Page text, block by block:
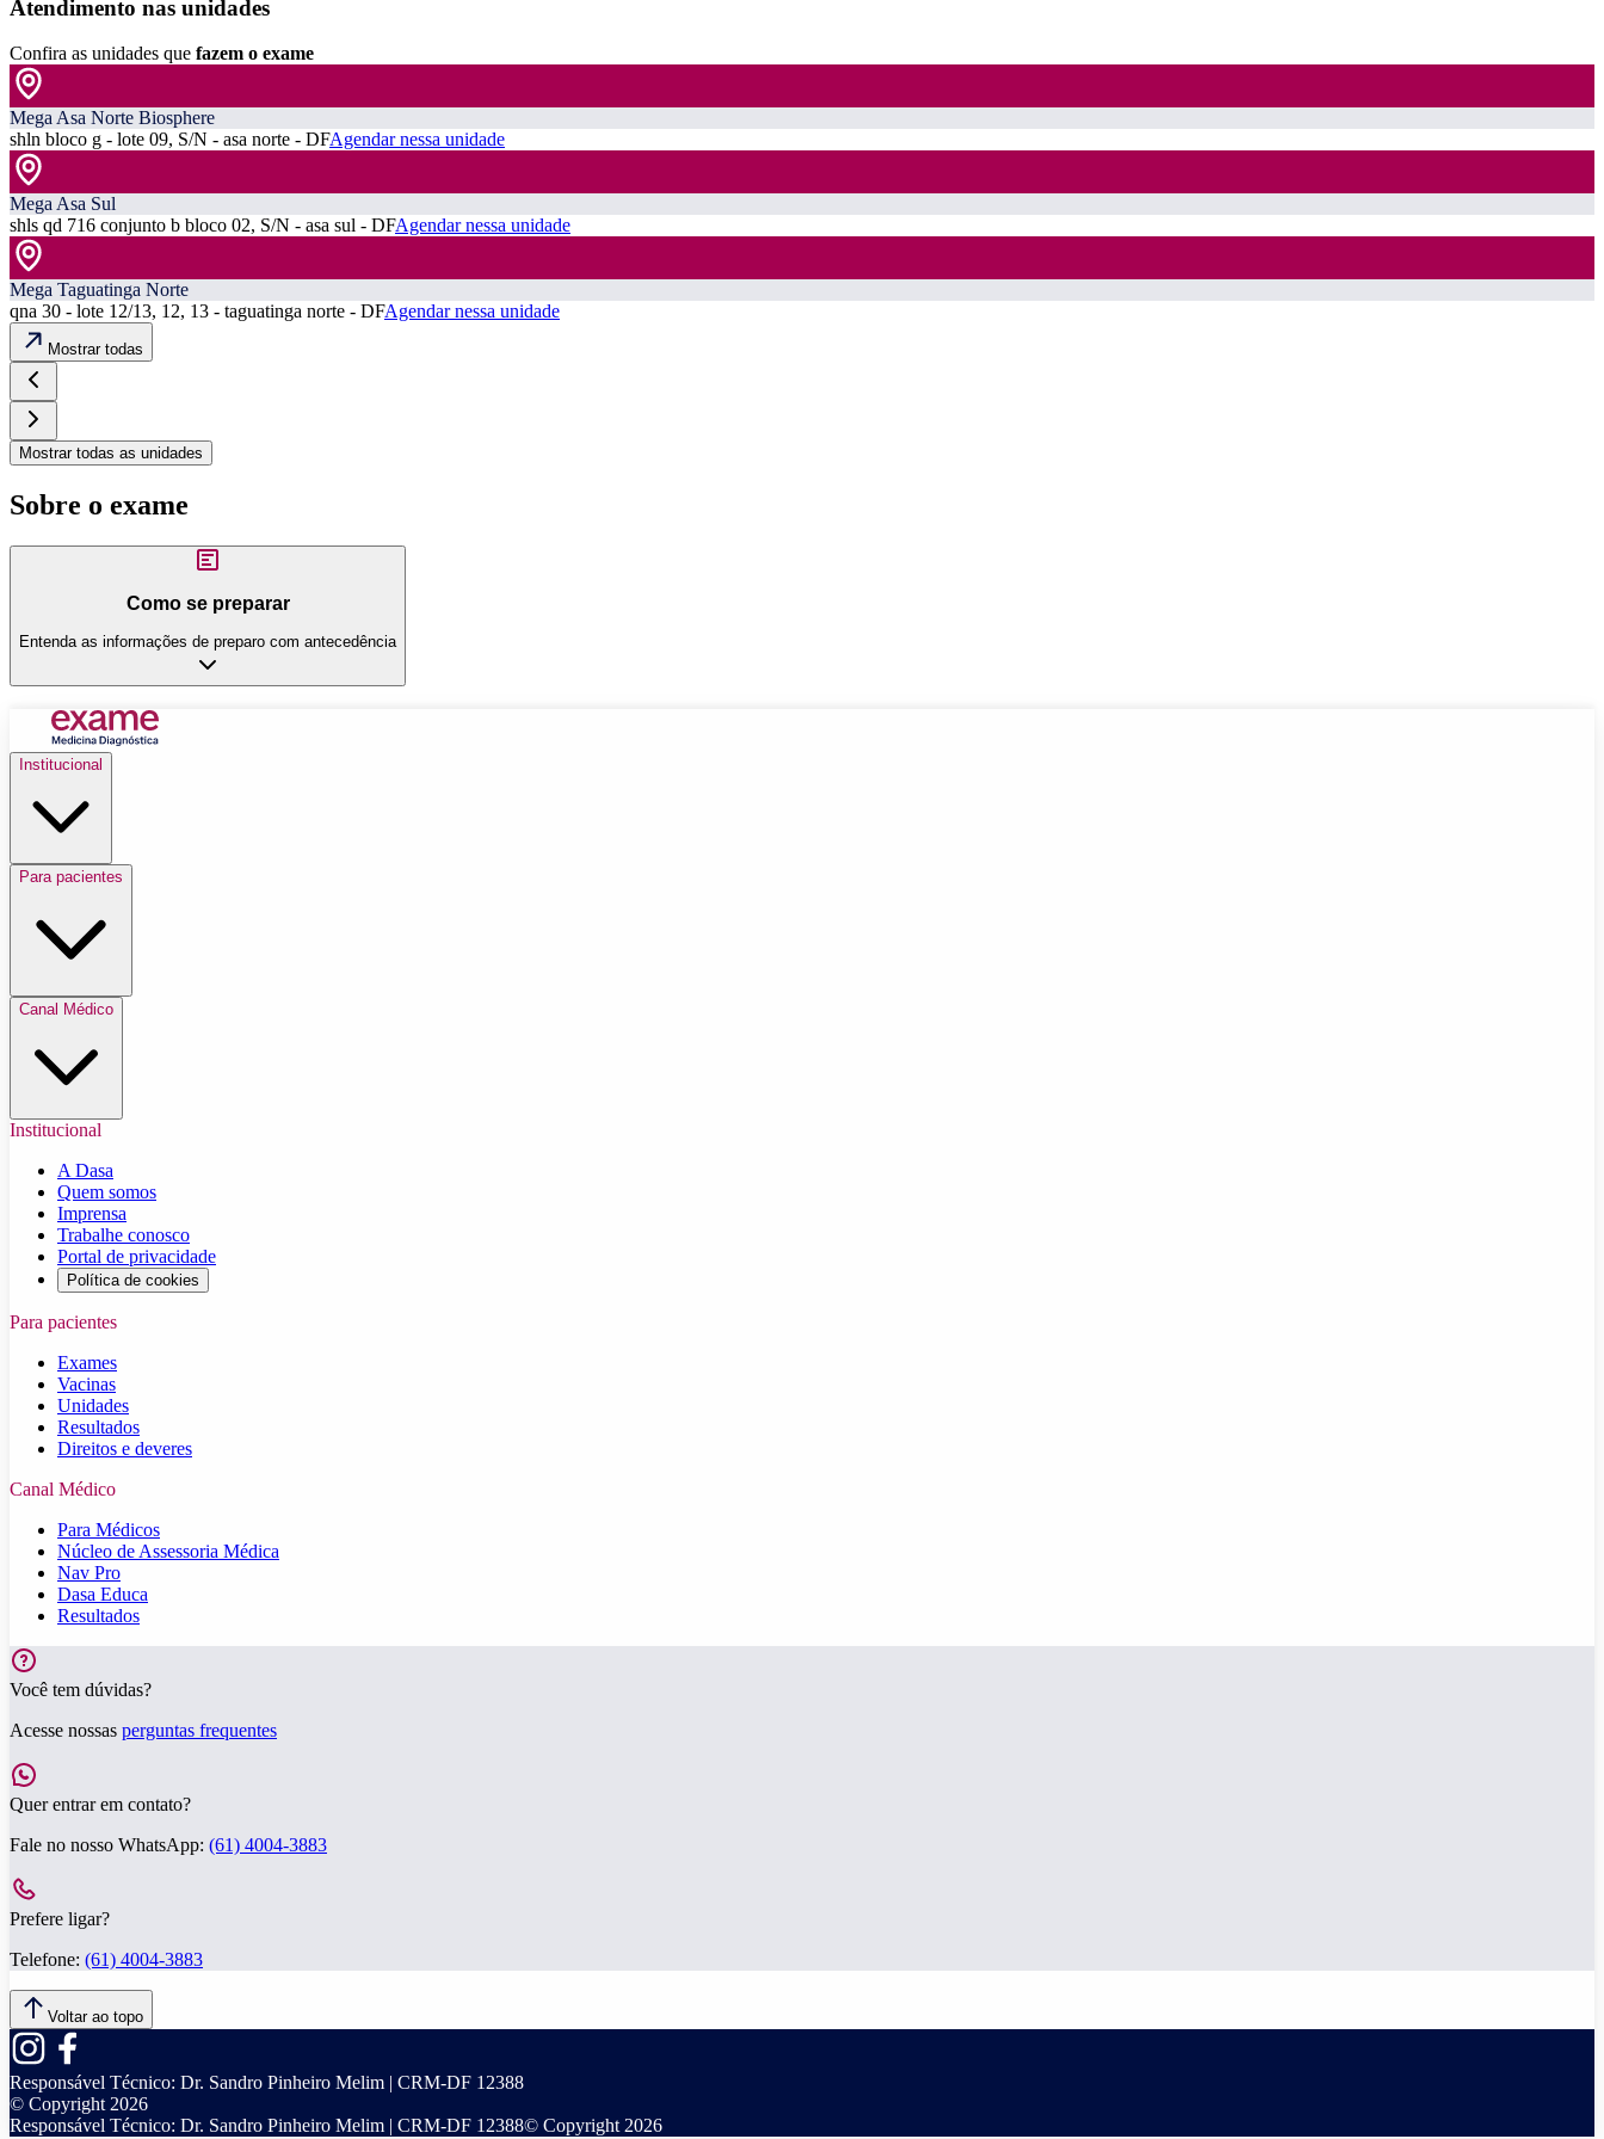
Atendimento nas unidades
Confira as unidades que fazem o exame
Mega Asa Norte Biosphere
shln bloco g - lote 09, S/N - asa norte - DFAgendar nessa unidade
Mega Asa Sul
shls qd 716 conjunto b bloco 02, S/N - asa sul - DFAgendar nessa unidade
Mega Taguatinga Norte
qna 30 - lote 12/13, 12, 13 - taguatinga norte - DFAgendar nessa unidade
Mostrar todas
Mostrar todas as unidades
Sobre o exame
Como se preparar
Entenda as informações de preparo com antecedência
Institucional
Para pacientes
Canal Médico
Institucional
A Dasa
Quem somos
Imprensa
Trabalhe conosco
Portal de privacidade
Política de cookies
Para pacientes
Exames
Vacinas
Unidades
Resultados
Direitos e deveres
Canal Médico
Para Médicos
Núcleo de Assessoria Médica
Nav Pro
Dasa Educa
Resultados
Você tem dúvidas?
Acesse nossas perguntas frequentes
Quer entrar em contato?
Fale no nosso WhatsApp: (61) 4004-3883
Prefere ligar?
Telefone: (61) 4004-3883
Voltar ao topo
Responsável Técnico: Dr. Sandro Pinheiro Melim | CRM-DF 12388
© Copyright 2026
Responsável Técnico: Dr. Sandro Pinheiro Melim | CRM-DF 12388© Copyright 2026